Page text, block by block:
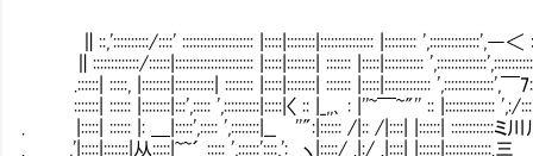
∥::,'::::::::::/::::' :::::::::::::::::::: |:::::|::::::::|::::::::::::::: |::::::::: ',::::::::::::::',―＜
∥:::::::::::::/::::::|:::::::::::::::::::::: |:::::|::::::::| ::::::: |:::::|::::::::::: ',::::::::::::::',:::::::::::
.::::::| :::::, |::::::::|:::::::::::| :::::::: |:::::|::::::::| ::::::: |:::::|::::::::::::: ',::::::::::::::',￣7:
:::::::| :::::: |::::::::|:::',::::: ',::::::::::|:::::|〈 :: |_,,､ : |''~￣~"'' :: |:::::::::::::: ',:/:::
. |:::::| :::::: |: ＿|:::::',::::: ',::::::::|__ ''":|:::::: /|:: /|::::| |::::::| ::::::::::::
. ,'|:::::|:::::::|从:::::|~~´ ::::: ',::::::'::::,': ヽ